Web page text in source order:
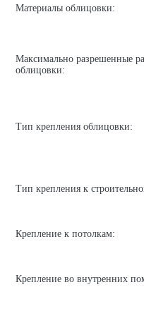
Материалы облицовки:
Максимально разрешенные
облицовки:
Тип крепления облицовки:
Тип крепления к
Крепление к потолкам:
Крепление во внутренних